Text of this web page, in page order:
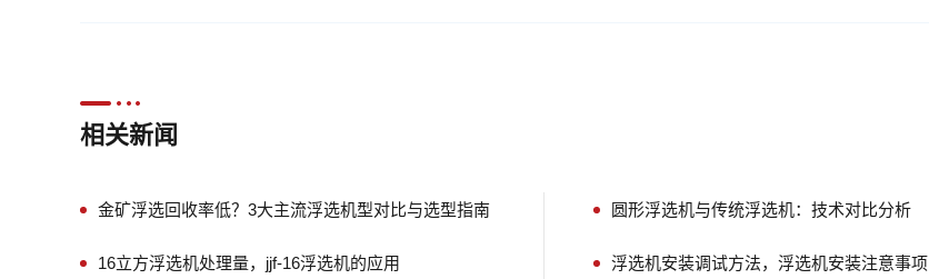
相关新闻
金矿浮选回收率低？3大主流浮选机型对比与选型指南 圆形浮选机与传统浮选机：技术对比分析
16立方浮选机处理量，jjf-16浮选机的应用 浮选机安装调试方法，浮选机安装注意事项